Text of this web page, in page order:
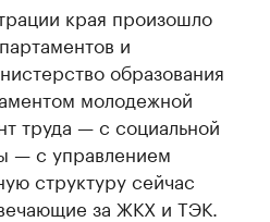
края произошло
и
образования
молодежной
труда — с социальной
— с управлением
структуру сейчас
за ЖКХ и ТЭК.